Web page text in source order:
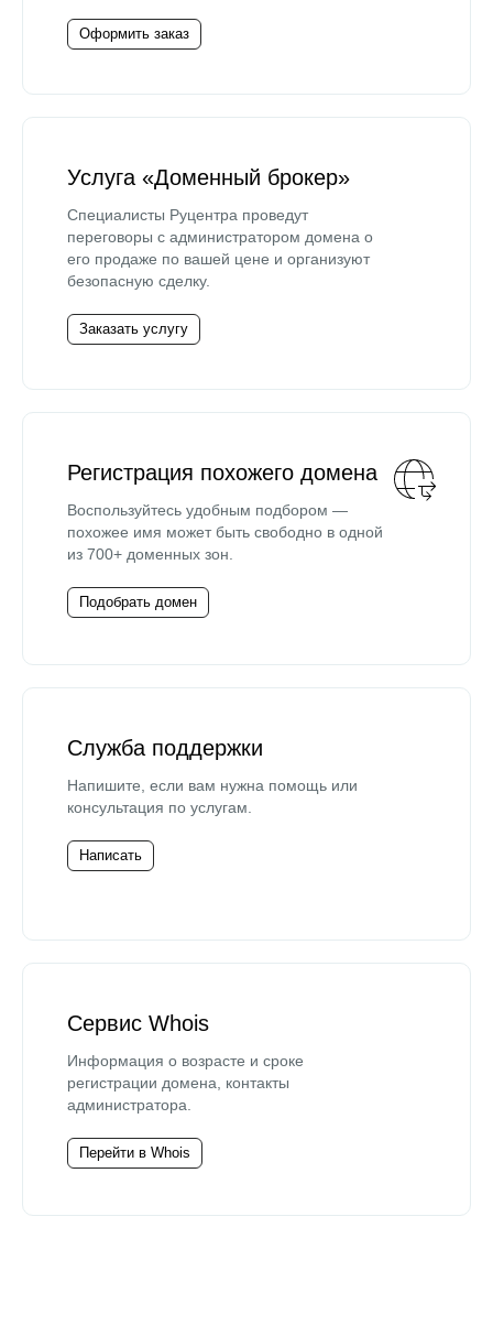
Оформить заказ
Услуга «Доменный брокер»
Специалисты Руцентра проведут
переговоры с администратором домена о
его продаже по вашей цене и организуют
безопасную сделку.
Заказать услугу
Регистрация похожего домена
Воспользуйтесь удобным подбором —
похожее имя может быть свободно в одной
из 700+ доменных зон.
Подобрать домен
Служба поддержки
Напишите, если вам нужна помощь или
консультация по услугам.
Написать
Сервис Whois
Информация о возрасте и сроке
регистрации домена, контакты
администратора.
Перейти в Whois